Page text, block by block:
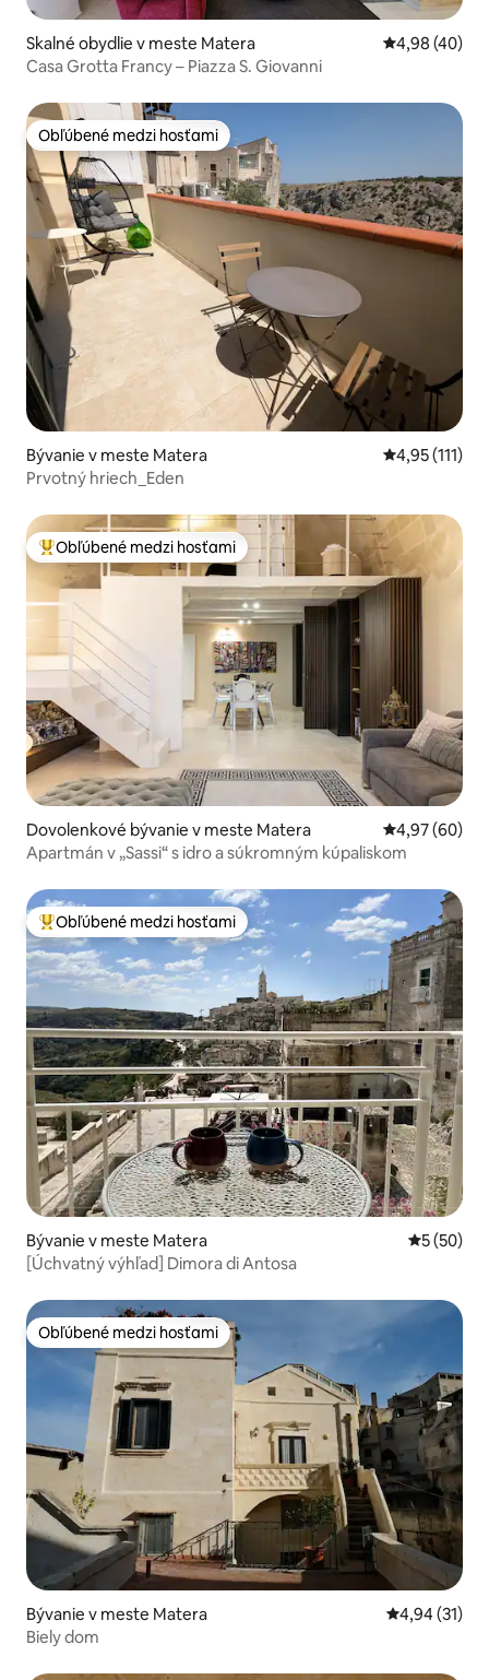
Skalné obydlie v meste Matera Priemerné
4,98 (40)
Casa Grotta Francy – Piazza S. Giovanni
Obľúbené medzi hosťami
Obľúbené medzi hosťami
Bývanie v meste Matera Priemerné
4,95 (111)
Prvotný hriech_Eden
Najobľúbenejšie medzi hosťami
Obľúbené medzi hosťami
Dovolenkové bývanie v meste Matera Priemerné
4,97 (60)
Apartmán v „Sassi“ s idro a súkromným kúpaliskom
Najobľúbenejšie medzi hosťami
Obľúbené medzi hosťami
Bývanie v meste Matera
5 (50)
[Úchvatný výhľad] Dimora di Antosa
Obľúbené medzi hosťami
Obľúbené medzi hosťami
Bývanie v meste Matera Priemerné
4,94 (31)
Biely dom